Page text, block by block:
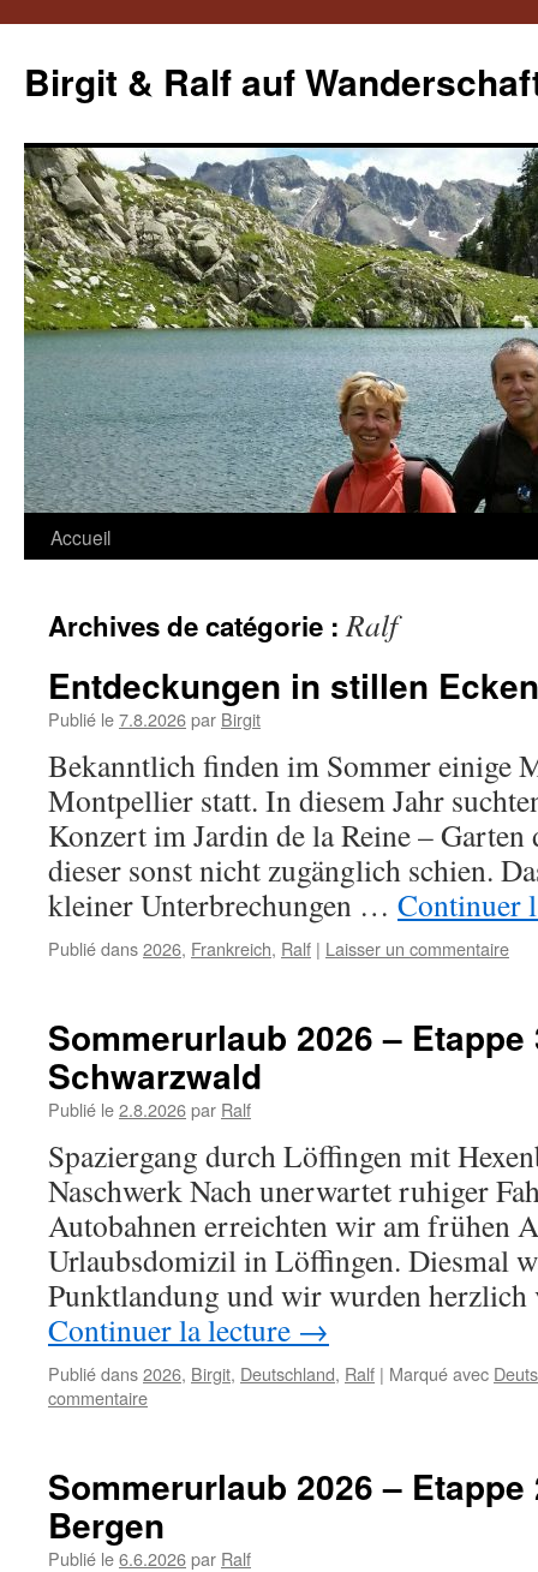
contenu
Birgit & Ralf auf
Accueil
Archives de catégorie :Ralf
Entdeckungen in stillen Ecken
Publié le7.8.2026par Birgit
Bekanntlich finden im Sommer einige
Montpellier statt. In diesem Jahr
Konzert im Jardin de la Reine –
dieser sonst nicht zugänglich schien.
kleiner Unterbrechungen … Continuer
Publié dans2026, Frankreich, Ralf | Laisser un commentaire
Sommerurlaub 2026 – Etappe
Schwarzwald
Publié le2.8.2026par Ralf
Spaziergang durch Löffingen mit
Naschwerk Nach unerwartet ruhiger
Autobahnen erreichten wir am frühen
Urlaubsdomizil in Löffingen. Diesmal
Punktlandung und wir wurden
Continuer la lecture →
Publié dans2026, Birgit, Deutschland, Ralf | Marqué avec
commentaire
Sommerurlaub 2026 –
Bergen
Publié le6.6.2026par Ralf